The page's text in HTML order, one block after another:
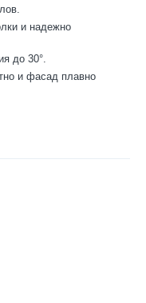
и надежно
до 30°.
и фасад плавно